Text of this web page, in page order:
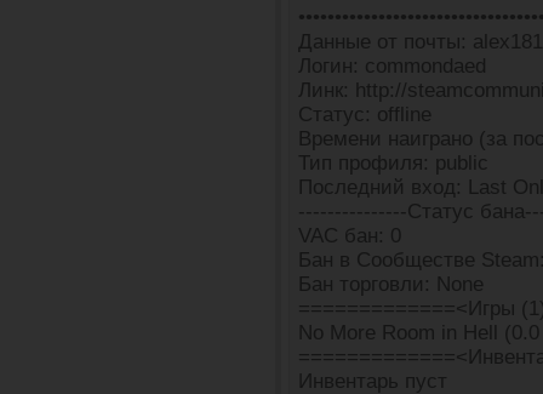
Данные от почты:
Логин: commondaed
Линк: http://
Статус: offline
Времени наиграно (за
Тип профиля: public
Последний вход: Last
---------------Статус
VAC бан: 0
Бан в Сообществе
Бан торговли: None
=============<Игры
No More Room in Hell
Инвентарь пуст